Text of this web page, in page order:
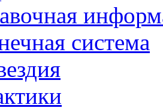
система